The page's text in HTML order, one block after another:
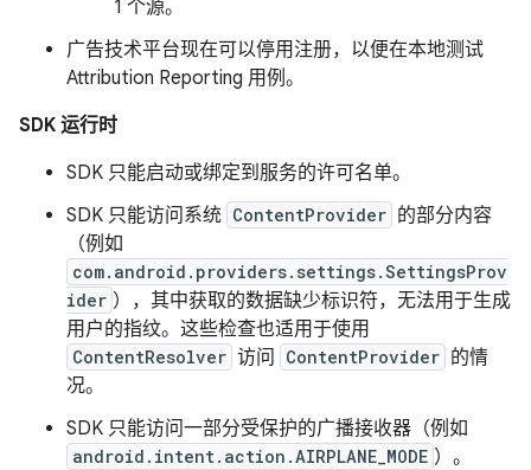
1 个源。
广告技术平台现在可以停用注册，以便在本地测试
Attribution Reporting 用例。
SDK 运行时
SDK 只能启动或绑定到服务的许可名单。
SDK 只能访问系统 ContentProvider 的部分内容
（例如
com.android.providers.settings.SettingsProv
ider ），其中获取的数据缺少标识符，无法用于生成
用户的指纹。这些检查也适用于使用
ContentResolver 访问 ContentProvider 的情
况。
SDK 只能访问一部分受保护的广播接收器（例如
android.intent.action.AIRPLANE_MODE ）。